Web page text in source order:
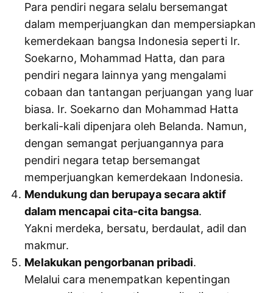
Para pendiri negara selalu bersemangat
dalam memperjuangkan dan mempersiapkan
kemerdekaan bangsa Indonesia seperti Ir.
Soekarno, Mohammad Hatta, dan para
pendiri negara lainnya yang mengalami
cobaan dan tantangan perjuangan yang luar
biasa. Ir. Soekarno dan Mohammad Hatta
berkali-kali dipenjara oleh Belanda. Namun,
dengan semangat perjuangannya para
pendiri negara tetap bersemangat
memperjuangkan kemerdekaan Indonesia.
Mendukung dan berupaya secara aktif
dalam mencapai cita-cita bangsa.
Yakni merdeka, bersatu, berdaulat, adil dan
makmur.
Melakukan pengorbanan pribadi.
Melalui cara menempatkan kepentingan